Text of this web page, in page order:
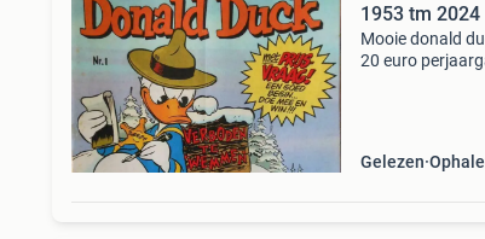
1953 tm 2024
Mooie donald
20 euro
Gelezen